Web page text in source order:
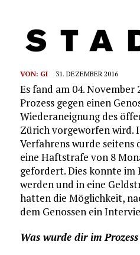
VON: GI 31. DEZEMBER 2016
Es fand am 04. November
Prozess gegen einen
Wiederaneignung des
Zürich vorgeworfen wird.
Verfahrens wurde seitens
eine Haftstrafe von 8
gefordert. Dies konnte im
werden und in eine
hatten die Möglichkeit,
dem Genossen ein
Was wurde dir im